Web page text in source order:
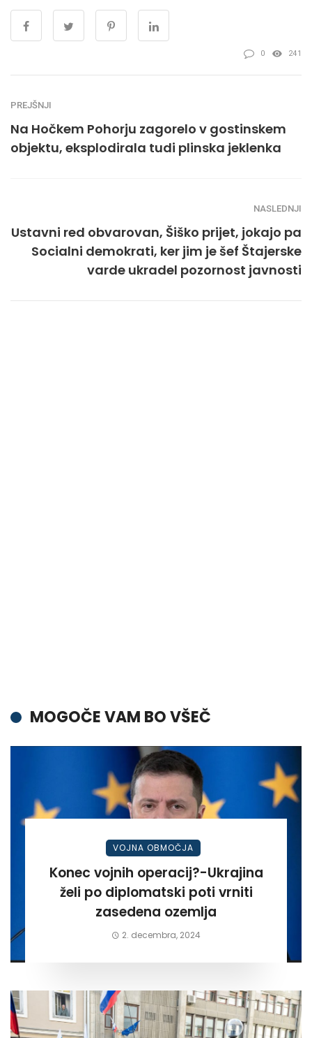
0 241
PREJŠNJI
Na Hočkem Pohorju zagorelo v gostinskem
objektu, eksplodirala tudi plinska jeklenka
NASLEDNJI
Ustavni red obvarovan, Šiško prijet, jokajo pa
Socialni demokrati, ker jim je šef Štajerske
varde ukradel pozornost javnosti
MOGOČE VAM BO VŠEČ
VOJNA OBMOČJA
Konec vojnih operacij?-Ukrajina
želi po diplomatski poti vrniti
zasedena ozemlja
2. decembra, 2024